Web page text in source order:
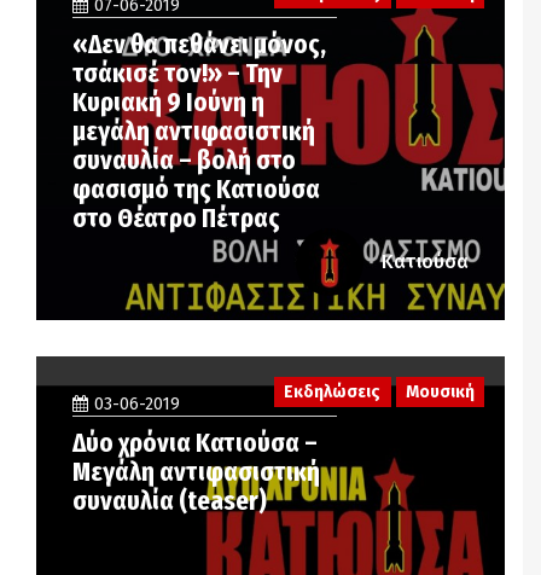
07-06-2019
«Δεν θα πεθάνει μόνος,
τσάκισέ τον!» – Την
Κυριακή 9 Ιούνη η
μεγάλη αντιφασιστική
συναυλία – βολή στο
φασισμό της Κατιούσα
στο Θέατρο Πέτρας
Κατιούσα
03-06-2019
Δύο χρόνια Κατιούσα –
Μεγάλη αντιφασιστική
συναυλία (teaser)
Εκδηλώσεις Μουσική